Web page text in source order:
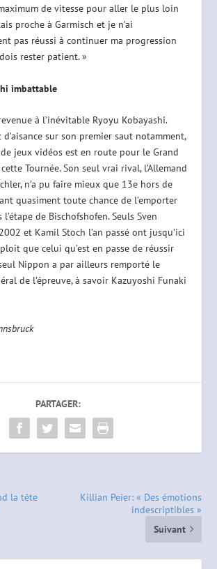
de vitesse pour aller le plus loin
proche à Garmisch et je n’ai
pas réussi à continuer ma progression
rester patient. »
imbattable
à l’inévitable Ryoyu Kobayashi.
sur son premier saut notamment,
jeux vidéos est en route pour le Grand
Tournée. Son seul vrai rival, l’Allemand
n’a pu faire mieux que 13e hors de
quasiment toute chance de l’emporter
de Bischofshofen. Seuls Sven
et Kamil Stoch l’an passé ont jusqu’ici
que celui qu’est en passe de réussir
Nippon a par ailleurs remporté le
de l’épreuve, à savoir Kazuyoshi Funaki
PARTAGER:
la tête
Killian Peier: « Des émotions
indescriptibles »
Suivant